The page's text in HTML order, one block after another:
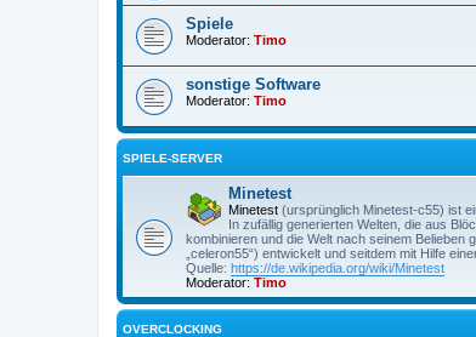
Spiele
Moderator: Timo
sonstige Software
Moderator: Timo
SPIELE-SERVER
Minetest
Minetest (ursprünglich Minetest-c55) ist
In zufällig generierten Welten, die aus
kombinieren und die Welt nach seinem Belieben
„celeron55“) entwickelt und seitdem mit Hilfe
Quelle: https://de.wikipedia.org/wiki/Minetest
Moderator: Timo
OVERCLOCKING